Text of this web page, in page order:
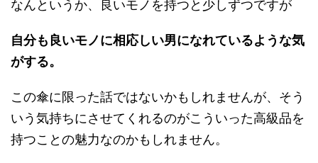
なんというか、良いモノを持つと少しずつですが
自分も良いモノに相応しい男になれているような気
がする。
この傘に限った話ではないかもしれませんが、そう
いう気持ちにさせてくれるのがこういった高級品を
持つことの魅力なのかもしれません。